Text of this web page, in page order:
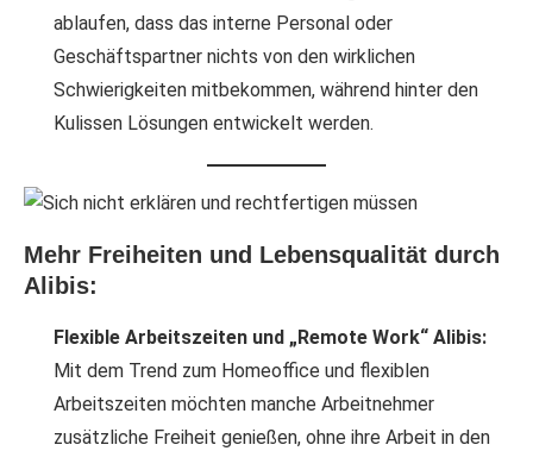
ablaufen, dass das interne Personal oder
Geschäftspartner nichts von den wirklichen
Schwierigkeiten mitbekommen, während hinter den
Kulissen Lösungen entwickelt werden.
Mehr Freiheiten und Lebensqualität durch
Alibis:
Flexible Arbeitszeiten und „Remote Work“ Alibis:
Mit dem Trend zum Homeoffice und flexiblen
Arbeitszeiten möchten manche Arbeitnehmer
zusätzliche Freiheit genießen, ohne ihre Arbeit in den